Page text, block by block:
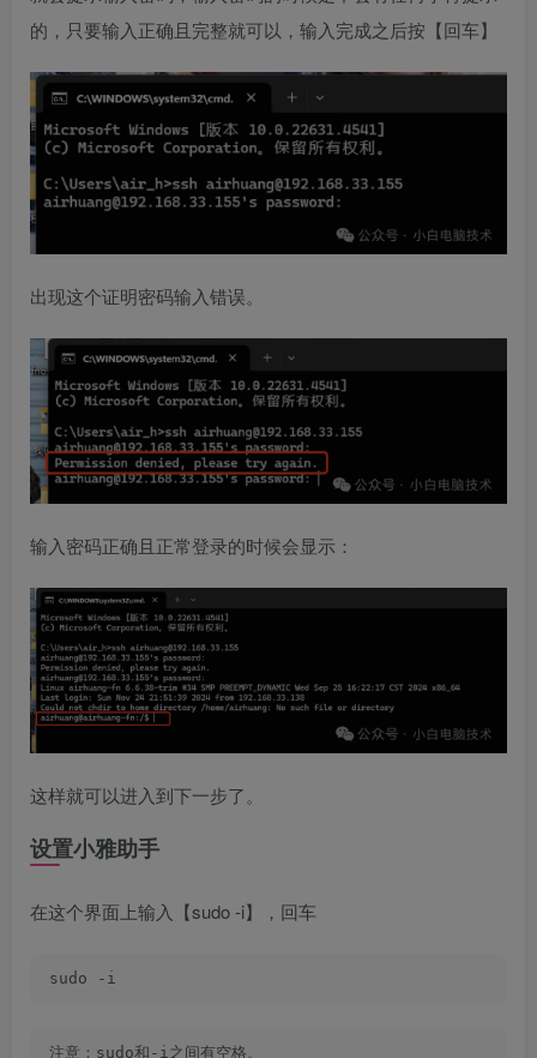
的，只要输入正确且完整就可以，输入完成之后按【回车】
出现这个证明密码输入错误。
输入密码正确且正常登录的时候会显示：
这样就可以进入到下一步了。
设置小雅助手
在这个界面上输入【sudo -i】，回车​​​​​​​
sudo -i
注意：sudo和-i之间有空格。